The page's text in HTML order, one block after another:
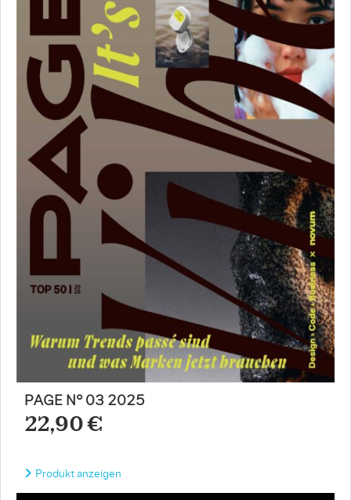
PAGE N° 03 2025
22,90 €
Produkt anzeigen